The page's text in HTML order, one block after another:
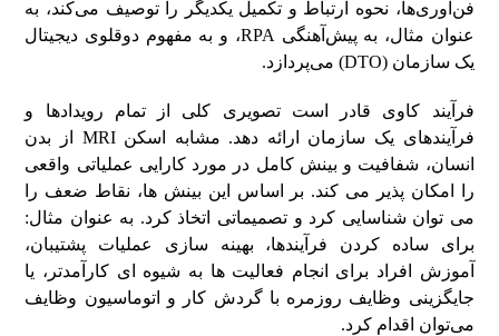
فن‌آوری‌ها، نحوه ارتباط و تکمیل یکدیگر را توصیف می‌کند، به
عنوان مثال، به پیش‌آهنگی RPA، و به مفهوم دوقلوی دیجیتال
یک سازمان (DTO) می‌پردازد.
فرآیند کاوی قادر است تصویری کلی از تمام رویدادها و
فرآیندهای یک سازمان ارائه دهد. مشابه اسکن MRI از بدن
انسان، شفافیت و بینش کامل در مورد کارایی عملیاتی واقعی
را امکان پذیر می کند. بر اساس این بینش ها، نقاط ضعف را
می توان شناسایی کرد و تصمیماتی اتخاذ کرد. به عنوان مثال:
برای ساده کردن فرآیندها، بهینه سازی عملیات پشتیبان،
آموزش افراد برای انجام فعالیت ها به شیوه ای کارآمدتر، یا
جایگزینی وظایف روزمره با گردش کار و اتوماسیون وظایف
می‌توان اقدام کرد.